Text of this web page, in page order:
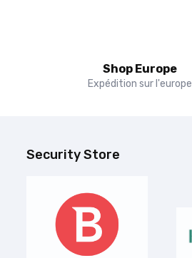
Shop Europe
Expédition sur l'europe
Security Store